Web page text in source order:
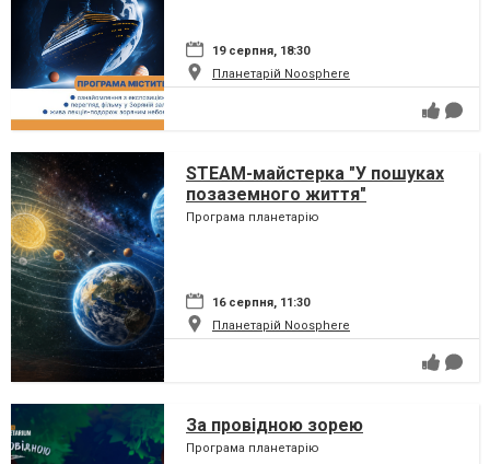
19 серпня, 18:30
Планетарій Noosphere
STEAM-майстерка "У пошуках
позаземного життя"
Програма планетарію
16 серпня, 11:30
Планетарій Noosphere
За провідною зорею
Програма планетарію